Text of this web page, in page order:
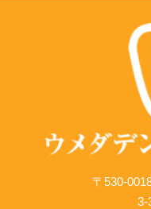
〒530-
3-